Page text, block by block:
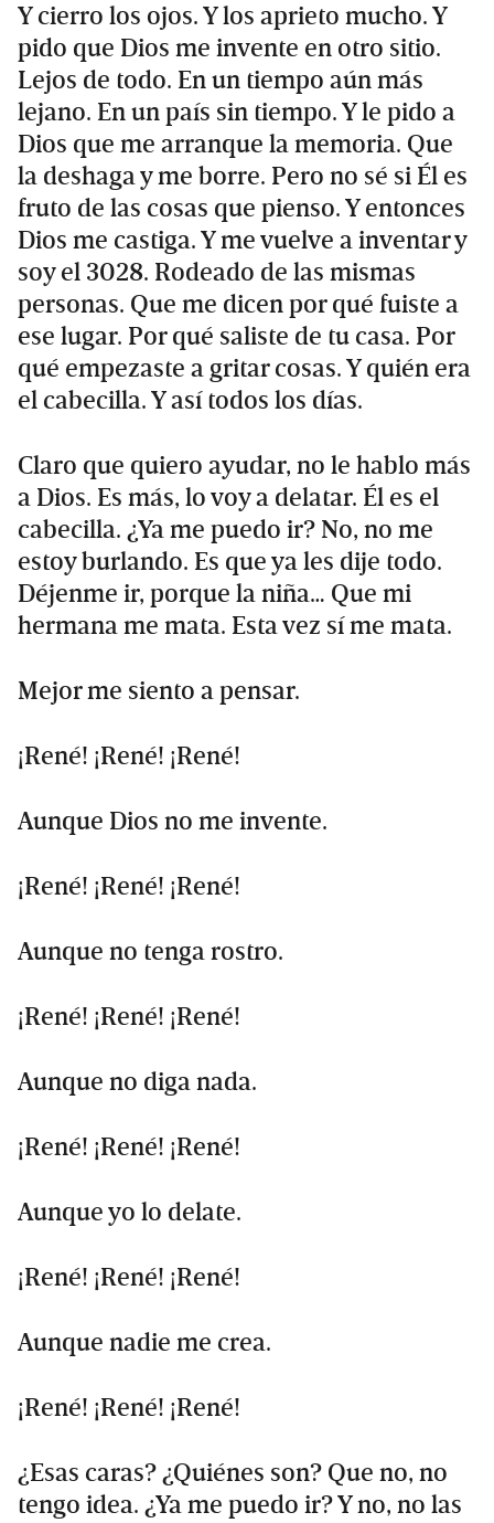
Y cierro los ojos. Y los aprieto mucho. Y
pido que Dios me invente en otro sitio.
Lejos de todo. En un tiempo aún más
lejano. En un país sin tiempo. Y le pido a
Dios que me arranque la memoria. Que
la deshaga y me borre. Pero no sé si Él es
fruto de las cosas que pienso. Y entonces
Dios me castiga. Y me vuelve a inventar y
soy el 3028. Rodeado de las mismas
personas. Que me dicen por qué fuiste a
ese lugar. Por qué saliste de tu casa. Por
qué empezaste a gritar cosas. Y quién era
el cabecilla. Y así todos los días.
Claro que quiero ayudar, no le hablo más
a Dios. Es más, lo voy a delatar. Él es el
cabecilla. ¿Ya me puedo ir? No, no me
estoy burlando. Es que ya les dije todo.
Déjenme ir, porque la niña… Que mi
hermana me mata. Esta vez sí me mata.
Mejor me siento a pensar.
¡René! ¡René! ¡René!
Aunque Dios no me invente.
¡René! ¡René! ¡René!
Aunque no tenga rostro.
¡René! ¡René! ¡René!
Aunque no diga nada.
¡René! ¡René! ¡René!
Aunque yo lo delate.
¡René! ¡René! ¡René!
Aunque nadie me crea.
¡René! ¡René! ¡René!
¿Esas caras? ¿Quiénes son? Que no, no
tengo idea. ¿Ya me puedo ir? Y no, no las